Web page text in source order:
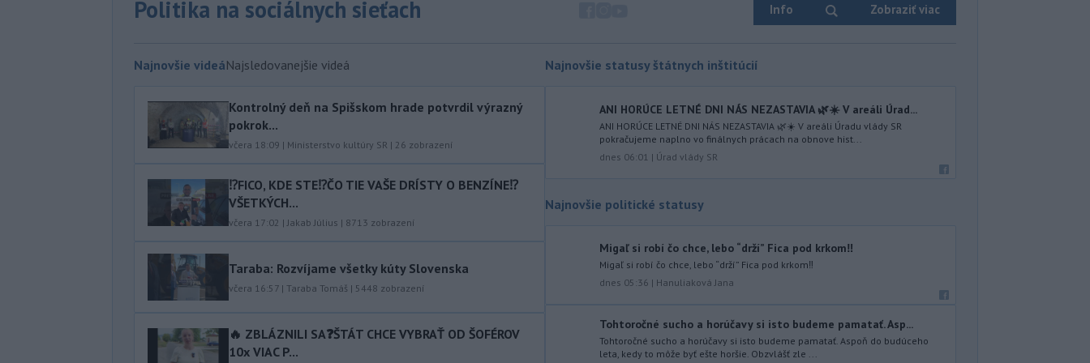
nebezpečenstvo.
na festivale môže byť vyššia
hluku. Je preto dobré držať sa
ďalej od reproduktorov, používať
chrániče sluchu či dodržiavať
- Podporu kandidatúre
Organizácie Spojených národov (OSN)
na roky 2028 až 2029 písomne
vyjadrilo už 123 zo 193 členských
12:31
Násilie páchané pre rasovú
nenávisť alebo pre príslušnosť k
Politika na sociálnych sieťach Info Zobraziť viac
Najnovšie videáNajsledovanejšie videá
Kontrolný deň na Spišskom hrade potvrdil výrazný
pokrok...
včera 18:09 | Ministerstvo kultúry SR | 26 zobrazení
⁉️FICO, KDE STE⁉️ČO TIE VAŠE DRÍSTY O BENZÍNE⁉️
VŠETKÝCH...
včera 17:02 |Jakab Július | 8713 zobrazení
Taraba: Rozvíjame všetky kúty Slovenska
včera 16:57 | Taraba Tomáš | 5448 zobrazení
🔥 ZBLÁZNILI SA❓️ŠTÁT CHCE VYBRAŤ OD ŠOFÉROV
10x VIAC P...
Najnovšie statusy štátnych inštitúcií
ANI HORÚCE LETNÉ DNI NÁS NEZASTAVIA 🌿☀️ V areáli Úrad...
ANI HORÚCE LETNÉ DNI NÁS NEZASTAVIA 🌿☀️ V areáli Úradu vlády SR
pokračujeme naplno vo finálnych prácach na obnove hist...
dnes 06:01 | Úrad vlády SR
Najnovšie politické statusy
Migaľ si robí čo chce, lebo “drží” Fica pod krkom‼️
Migaľ si robí čo chce, lebo “drží” Fica pod krkom‼️
dnes 05:36 | Hanuliaková Jana
Tohtoročné sucho a horúčavy si isto budeme pamatať. Asp...
Tohtoročné sucho a horúčavy si isto budeme pamatať. Aspoň do budúceho
leta, kedy to môže byť ešte horšie. Obzvlášť zle ...